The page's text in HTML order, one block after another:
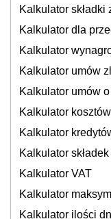
Kalkulator
Kalkulator dla
Kalkulator
Kalkulator umów
Kalkulator umów o
Kalkulator
Kalkulator
Kalkulator
Kalkulator VAT
Kalkulator
Kalkulator ilości